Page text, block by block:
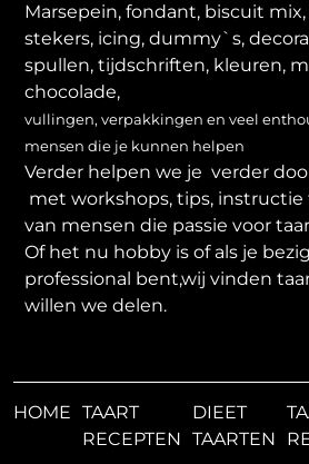
Marsepein, fondant, biscuit
stekers, icing, dummy`s,
spullen, tijdschriften, kleuren,
chocolade,
vullingen, verpakkingen en veel
mensen die je kunnen helpen
Verder helpen we je verder
met workshops, tips,
van mensen die passie voor
Of het nu hobby is of als je
professional bent,wij vinden
willen we delen.
HOME TAART
RECEPTEN
DIEET
TAARTEN